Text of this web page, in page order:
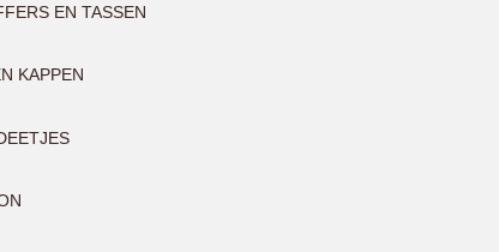
EN TASSEN
KAPPEN